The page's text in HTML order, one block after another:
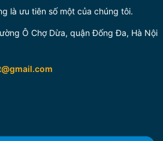
là ưu tiên số một của chúng tôi.
Ô Chợ Dừa, quận Đống Đa, Hà Nội